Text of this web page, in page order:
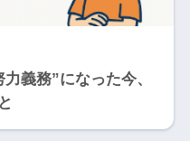
義務”になった今、